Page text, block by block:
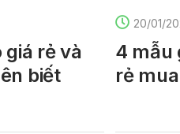
rẻ và
biết
20/01/
4 mẫu
rẻ